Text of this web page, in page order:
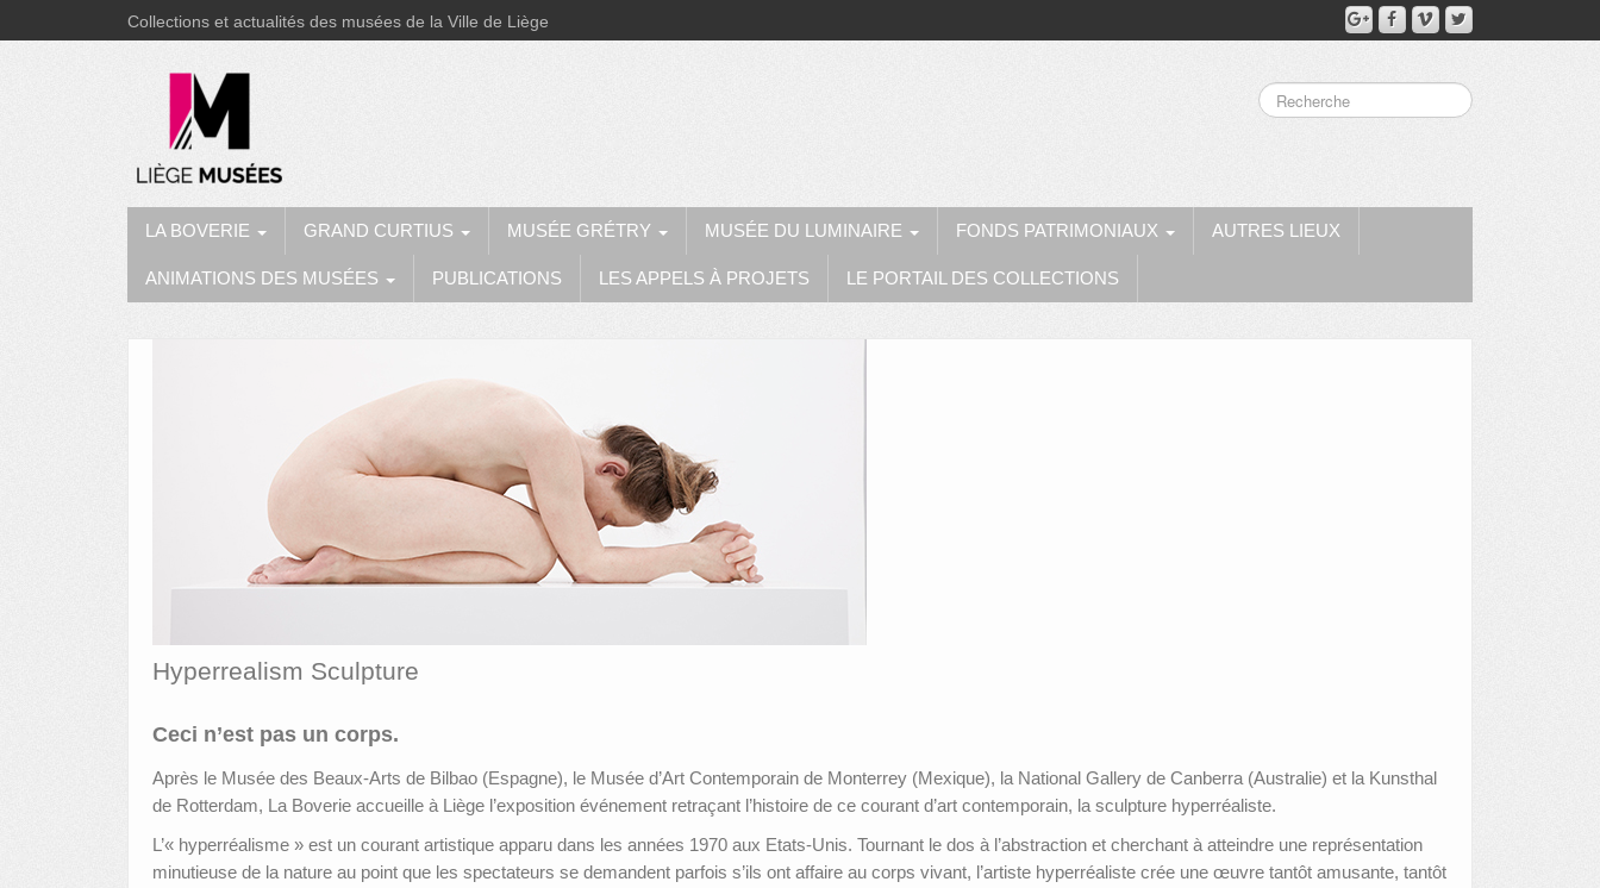
Collections et actualités des musées de la Ville de Liège
LA BOVERIE GRAND CURTIUS MUSÉE GRÉTRY MUSÉE DU LUMINAIRE FONDS PATRIMONIAUX AUTRES LIEUX
ANIMATIONS DES MUSÉES PUBLICATIONS LES APPELS À PROJETS LE PORTAIL DES COLLECTIONS
Hyperrealism Sculpture
Ceci n’est pas un corps.
Après le Musée des Beaux-Arts de Bilbao (Espagne), le Musée d’Art Contemporain de Monterrey (Mexique), la National Gallery de Canberra (Australie) et la Kunsthal
de Rotterdam, La Boverie accueille à Liège l’exposition événement retraçant l’histoire de ce courant d’art contemporain, la sculpture hyperréaliste.
L’« hyperréalisme » est un courant artistique apparu dans les années 1970 aux Etats-Unis. Tournant le dos à l’abstraction et cherchant à atteindre une représentation
minutieuse de la nature au point que les spectateurs se demandent parfois s’ils ont affaire au corps vivant, l’artiste hyperréaliste crée une œuvre tantôt amusante, tantôt